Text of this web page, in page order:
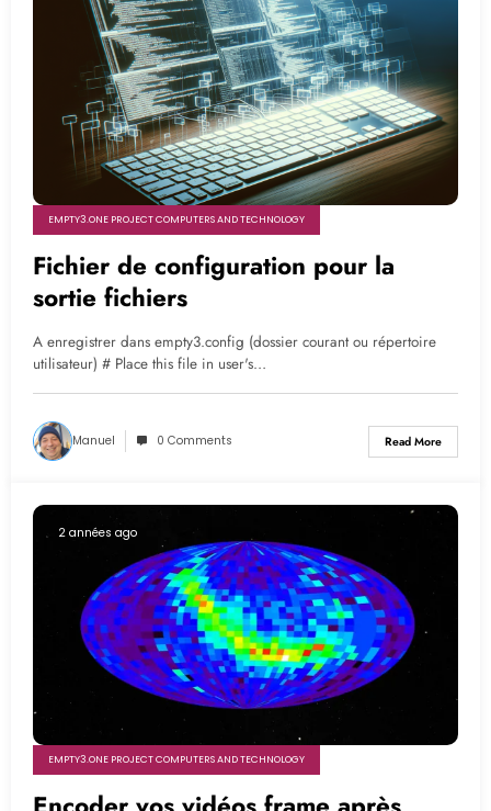
EMPTY3.ONE PROJECT COMPUTERS AND TECHNOLOGY
Fichier de configuration pour la
sortie fichiers
A enregistrer dans empty3.config (dossier courant ou répertoire
utilisateur) # Place this file in user's…
Manuel 0 Comments Read More
2 années ago
EMPTY3.ONE PROJECT COMPUTERS AND TECHNOLOGY